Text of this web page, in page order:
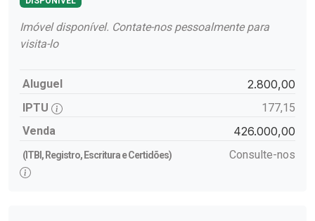
Imóvel disponível. Contate-nos pessoalmente para
visita-lo
Aluguel 2.800,00
IPTU
177,15
Venda
426.000,00
(ITBI, Registro, Escritura e Certidões) Consulte-nos